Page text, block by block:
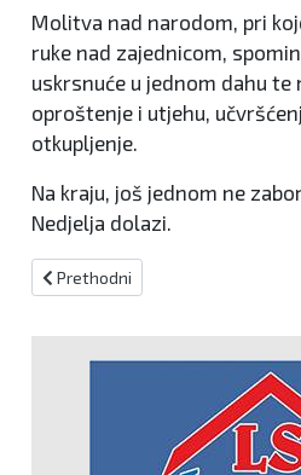
Molitva nad narodom, pri
ruke nad zajednicom,
uskrsnuće u jednom dahu te
oproštenje i utjehu,
otkupljenje.
Na kraju, još jednom ne
Nedjelja dolazi.
Prethodni članak: Što je post, a
Prethodni